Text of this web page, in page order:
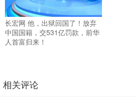
长宏网 他，出狱回国了！放弃
中国国籍，交531亿罚款，前华
人首富归来！
相关评论